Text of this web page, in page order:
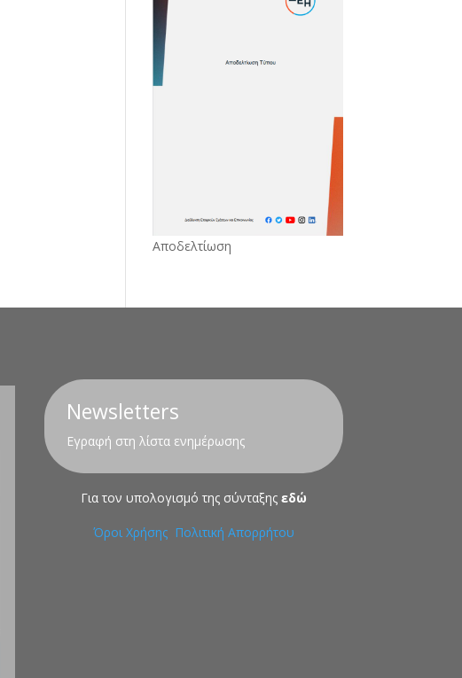
Αποδελτίωση
Newsletters
Εγραφή στη λίστα ενημέρωσης
Για τον υπολογισμό της σύνταξης εδώ
Όροι Χρήσης Πολιτική Απορρήτου